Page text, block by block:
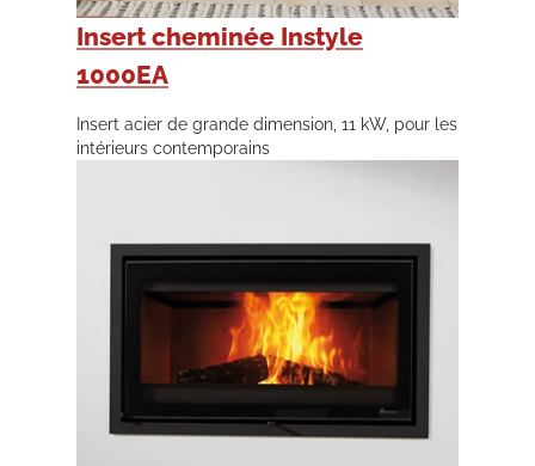
Insert cheminée Instyle
1000EA
Insert acier de grande dimension, 11 kW, pour les
intérieurs contemporains